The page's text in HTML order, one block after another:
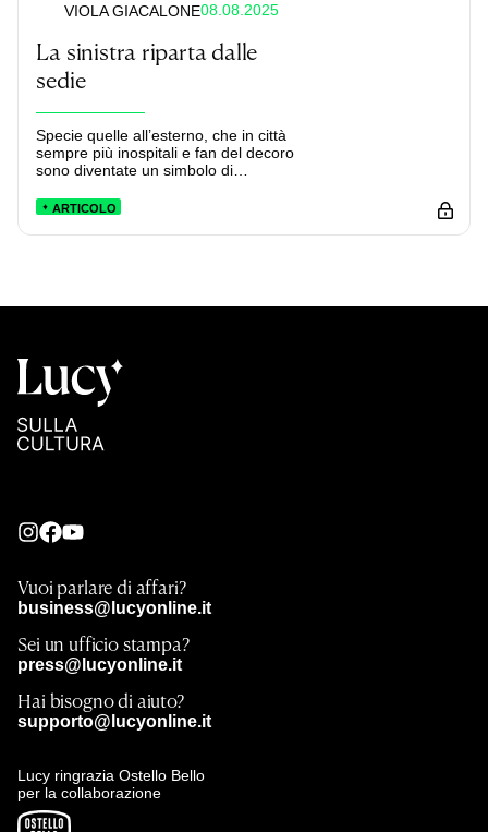
VIOLA GIACALONE08.08.2025
La sinistra riparta dalle
sedie
Specie quelle all’esterno, che in città
sempre più inospitali e fan del decoro
sono diventate un simbolo di
ARTICOLO
Vuoi parlare di affari?
business@lucyonline.it
Sei un ufficio stampa?
press@lucyonline.it
Hai bisogno di aiuto?
supporto@lucyonline.it
Lucy ringrazia Ostello Bello
per la collaborazione